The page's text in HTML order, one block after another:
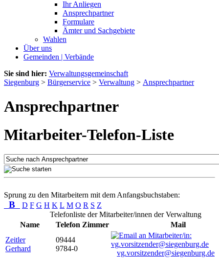
Ihr Anliegen
Ansprechpartner
Formulare
Ämter und Sachgebiete
Wahlen
Über uns
Gemeinden | Verbände
Sie sind hier: Verwaltungsgemeinschaft
Siegenburg > Bürgerservice > Verwaltung > Ansprechpartner
Ansprechpartner
Mitarbeiter-Telefon-Liste
Sprung zu den Mitarbeitern mit dem Anfangsbuchstaben:
B D F G H K L M O R S Z
Telefonliste der Mitarbeiter/innen der Verwaltung
Name
Telefon Zimmer
Mail
Zeitler
Gerhard
09444
9784-0
vg.vorsitzender@siegenburg.de